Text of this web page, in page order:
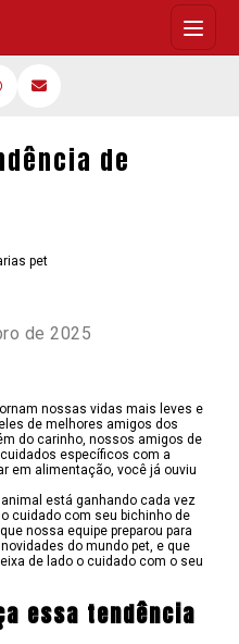
padarias pet
de
de 2025
nossas vidas mais leves e
de melhores amigos dos
do carinho, nossos amigos de
específicos com a
em alimentação, você já ouviu
está ganhando cada vez
cuidado com seu bichinho de
nossa equipe preparou para
do mundo pet, e que
de lado o cuidado com o seu
essa tendência